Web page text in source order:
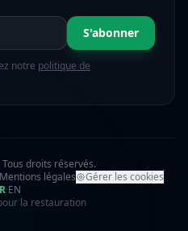
S'abonner
notre politique de
droits réservés.
Mentions légales
Gérer les cookies
·EN
la restauration